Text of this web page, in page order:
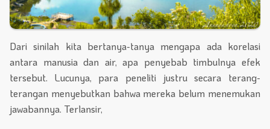
Dari sinilah kita bertanya-tanya mengapa ada korelasi
antara manusia dan air, apa penyebab timbulnya efek
tersebut. Lucunya, para peneliti justru secara terang-
terangan menyebutkan bahwa mereka belum menemukan
jawabannya. Terlansir,